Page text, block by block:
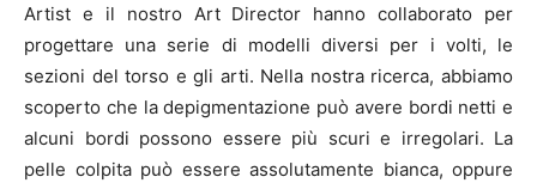
Artist e il nostro Art Director hanno collaborato per
progettare una serie di modelli diversi per i volti, le
sezioni del torso e gli arti. Nella nostra ricerca, abbiamo
scoperto che la depigmentazione può avere bordi netti e
alcuni bordi possono essere più scuri e irregolari. La
pelle colpita può essere assolutamente bianca, oppure